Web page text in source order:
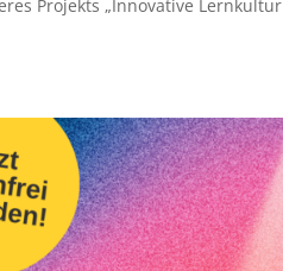
Projekts „Innovative